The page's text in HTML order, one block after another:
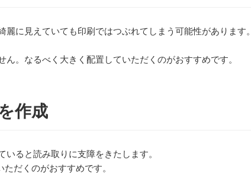
に見えていても印刷ではつぶれてしまう可能性があります。
。なるべく大きく配置していただくのがおすすめです。
作成
ると読み取りに支障をきたします。
だくのがおすすめです。